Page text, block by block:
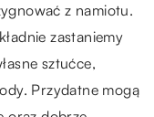
z namiotu.
zastaniemy
sztućce,
Przydatne mogą